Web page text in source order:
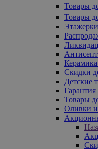
Товары
Товары
Керамика
Скидки
Детские
Гарантия
Товары
Оливки